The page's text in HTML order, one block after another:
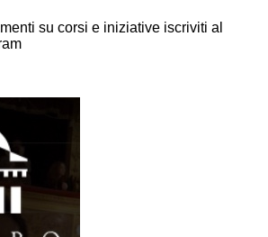
su corsi e iniziative iscriviti al